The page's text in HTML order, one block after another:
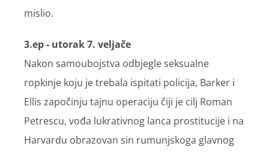
mislio.
3.ep - utorak 7. veljače
Nakon samoubojstva odbjegle seksualne
ropkinje koju je trebala ispitati policija, Barker i
Ellis započinju tajnu operaciju čiji je cilj Roman
Petrescu, vođa lukrativnog lanca prostitucije i na
Harvardu obrazovan sin rumunjskoga glavnog